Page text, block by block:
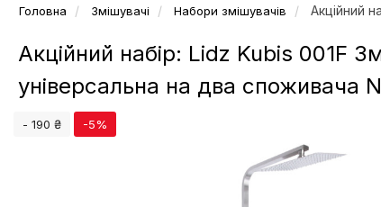
Головна Змішувачі Набори змішувачів Акційний
Акційний набір: Lidz Kubis 001F
універсальна на два споживача
- 190 ₴ -5%